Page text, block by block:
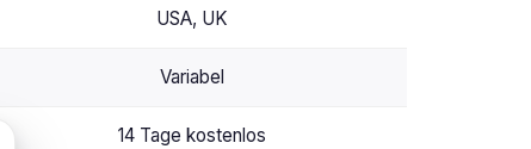
USA, UK
Variabel
14 Tage kostenlos